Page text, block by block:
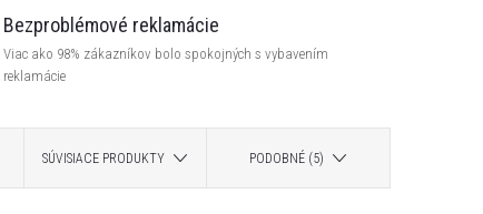
Bezproblémové reklamácie
Viac ako 98% zákazníkov bolo spokojných s vybavením
reklamácie
SÚVISIACE PRODUKTY PODOBNÉ (5)